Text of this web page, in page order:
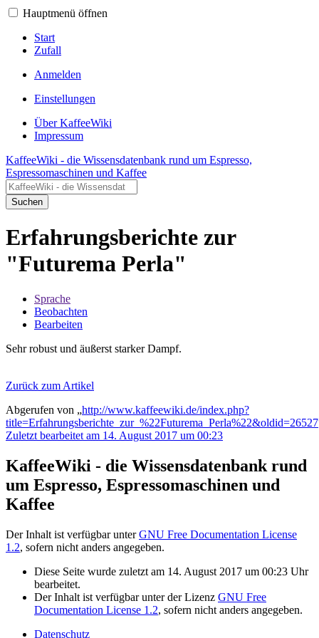
Hauptmenü öffnen
Start
Zufall
Anmelden
Einstellungen
Über KaffeeWiki
Impressum
KaffeeWiki - die Wissensdatenbank rund um Espresso,
Espressomaschinen und Kaffee
Suchen
Erfahrungsberichte zur
"Futurema Perla"
Sprache
Beobachten
Bearbeiten
Sehr robust und äußerst starker Dampf.
Zurück zum Artikel
Abgerufen von „http://www.kaffeewiki.de/index.php?
title=Erfahrungsberichte_zur_%22Futurema_Perla%22&oldid=26527
Zuletzt bearbeitet am 14. August 2017 um 00:23
KaffeeWiki - die Wissensdatenbank rund
um Espresso, Espressomaschinen und
Kaffee
Der Inhalt ist verfügbar unterGNU Free Documentation License
1.2, sofern nicht anders angegeben.
Diese Seite wurde zuletzt am 14. August 2017 um 00:23 Uhr
bearbeitet.
Der Inhalt ist verfügbar unter der Lizenz GNU Free
Documentation License 1.2, sofern nicht anders angegeben.
Datenschutz